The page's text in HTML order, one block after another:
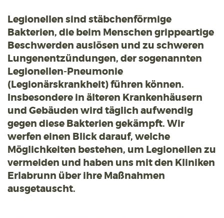
Legionellen sind stäbchenförmige
Bakterien, die beim Menschen grippeartige
Beschwerden auslösen und zu schweren
Lungenentzündungen, der sogenannten
Legionellen-Pneumonie
(Legionärskrankheit) führen können.
Insbesondere in älteren Krankenhäusern
und Gebäuden wird täglich aufwendig
gegen diese Bakterien gekämpft. Wir
werfen einen Blick darauf, welche
Möglichkeiten bestehen, um Legionellen zu
vermeiden und haben uns mit den Kliniken
Erlabrunn über ihre Maßnahmen
ausgetauscht.